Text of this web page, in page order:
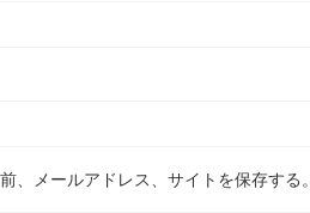
、メールアドレス、サイトを保存する。